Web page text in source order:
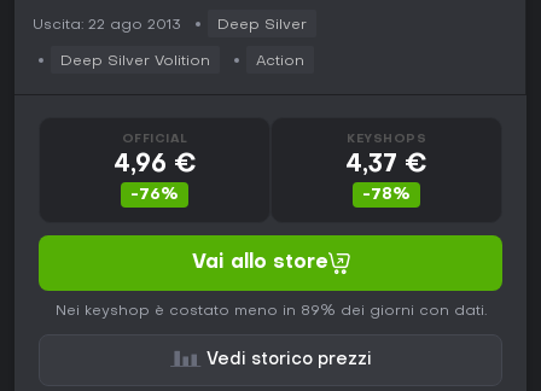
Uscita: 22 ago 2013 Deep Silver
Deep Silver Volition Action
OFFICIAL
4,96 €
-76%
KEYSHOPS
4,37 €
-78%
Vai allo store
Nei keyshop è costato meno in 89% dei giorni con dati.
Vedi storico prezzi